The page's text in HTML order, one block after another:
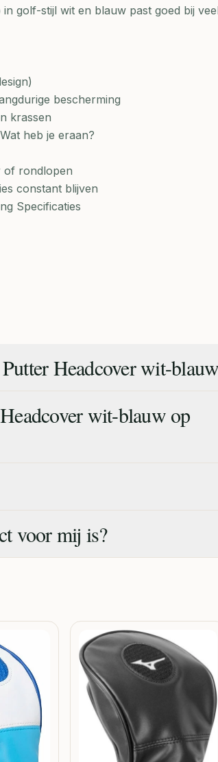
golf-stijl wit en blauw past goed bij
bescherming
krassen
heb je eraan?
of rondlopen
constant blijven
Specificaties
Headcover wit-
wit-blauw op
voor mij is?